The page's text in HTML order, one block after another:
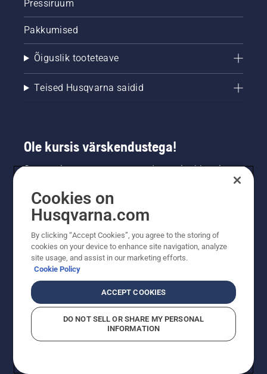
Pressiruum
Pakkumised
Õiguslik tooteteave
Teised Husqvarna saidid
Ole kursis värskendustega!
Saa uusimat teavet uute toodete, eripakkumiste
saamiseks siin.
Cookies on
Husqvarna.com
By clicking “Accept Cookies”, you agree to the storing of
cookies on your device to enhance site navigation, analyze
site usage, and assist in our marketing efforts.
Cookie Policy
ACCEPT COOKIES
DO NOT SELL OR SHARE MY PERSONAL
INFORMATION